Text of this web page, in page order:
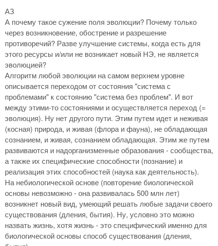
АЗ
А почему такое сужение поля эволюции? Почему только
через возникновение, обострение и разрешение
противоречий? Разве улучшение системы, когда есть для
этого ресурсы и/или не возникает новый НЭ, не является
эволюцией?
Алгоритм любой эволюции на самом верхнем уровне
описывается переходом от состояния "система с
проблемами" к состоянию "система без проблем". И вот
между этими-то состояниями и осуществляется переход (=
эволюция). Ну нет другого пути. Этим путем идет и неживая
(косная) природа, и живая (флора и фауна), не обладающая
сознанием, и живая, сознанием обладающая. Этим же путем
развиваются и надорганизменные образования - сообщества,
а также их специфические способности (познание) и
реализация этих способностей (наука как деятельность).
На небиологической основе (повторение биологической
основы невозможно - она развивалась 500 млн лет)
возникнет новый вид, умеющий решать любые задачи своего
существования (дления, бытия). Ну, условно это можно
назвать жизнь, хотя жизнь - это специфический именно для
биологической основы способ существования (дления,